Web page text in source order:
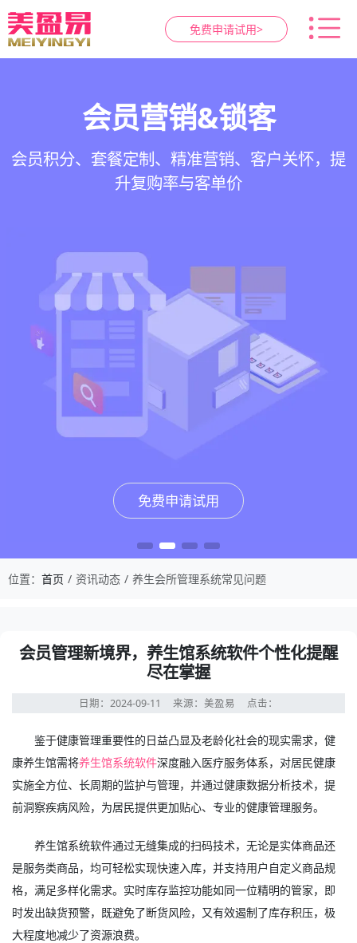
免费申请试用>
智慧养生馆管理系统
一站式解决养生馆预约、服务、会员、财务、营
销全流程数字化管理
免费申请试用
会员营销&锁客
会员积分、套餐定制、精准营销、客户关怀，提
升复购率与客单价
免费申请试用
预约与工位管理
在线预约、智能排班、技师调度、房间/床位状态
一目了然，提升资源利用率
免费申请试用
健康档案与效果追踪
客户体质记录、服务方案执行、效果对比，数据
化展示服务价值
免费申请试用
位置： 首页 资讯动态 养生会所管理系统常见问题
会员管理新境界，养生馆系统软件个性化提醒
尽在掌握
日期：2024-09-11 来源：美盈易 点击：
鉴于健康管理重要性的日益凸显及老龄化社会的现实需求，健
康养生馆需将养生馆系统软件深度融入医疗服务体系，对居民健康
实施全方位、长周期的监护与管理，并通过健康数据分析技术，提
前洞察疾病风险，为居民提供更加贴心、专业的健康管理服务。
养生馆系统软件通过无缝集成的扫码技术，无论是实体商品还
是服务类商品，均可轻松实现快速入库，并支持用户自定义商品规
格，满足多样化需求。实时库存监控功能如同一位精明的管家，即
时发出缺货预警，既避免了断货风险，又有效遏制了库存积压，极
大程度地减少了资源浪费。